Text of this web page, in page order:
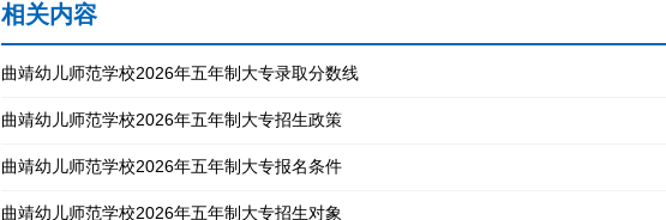
相关内容
曲靖幼儿师范学校2026年五年制大专录取分数线
曲靖幼儿师范学校2026年五年制大专招生政策
曲靖幼儿师范学校2026年五年制大专报名条件
曲靖幼儿师范学校2026年五年制大专招生对象